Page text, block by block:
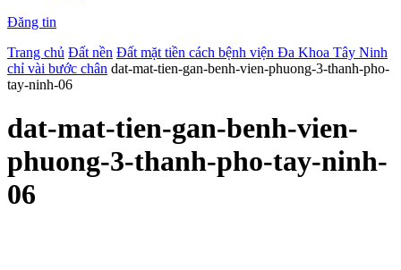
Đăng tin
Trang chủ Đất nền Đất mặt tiền cách bệnh viện Đa Khoa Tây Ninh
chỉ vài bước chân dat-mat-tien-gan-benh-vien-phuong-3-thanh-pho-
tay-ninh-06
dat-mat-tien-gan-benh-vien-
phuong-3-thanh-pho-tay-ninh-
06